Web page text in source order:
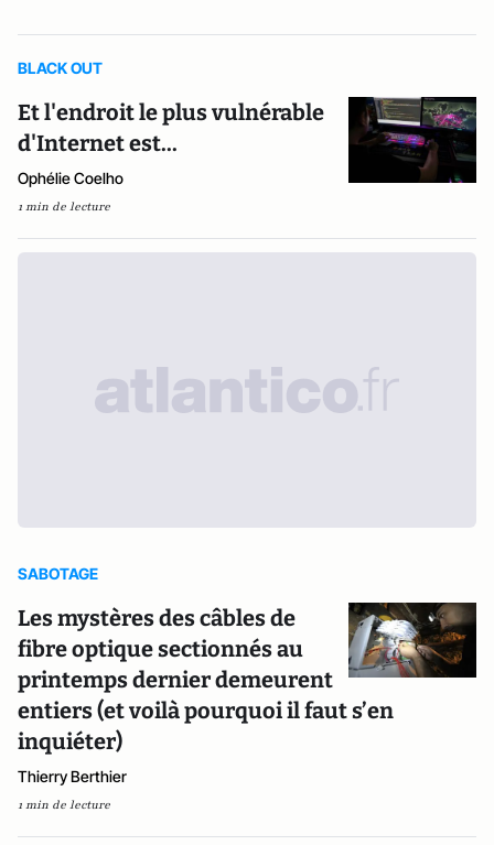
BLACK OUT
Et l'endroit le plus vulnérable
d'Internet est...
Ophélie Coelho
1 min de lecture
SABOTAGE
Les mystères des câbles de
fibre optique sectionnés au
printemps dernier demeurent
entiers (et voilà pourquoi il faut s’en
inquiéter)
Thierry Berthier
1 min de lecture